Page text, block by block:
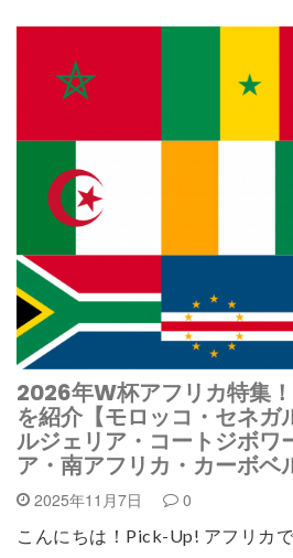
2026年W杯アフリカ特集
を紹介【モロッコ・セネガ
ルジェリア・コートジボワ
ア・南アフリカ・カーボベ
2025年11月7日 0
こんにちは！Pick-Up! アフリカ